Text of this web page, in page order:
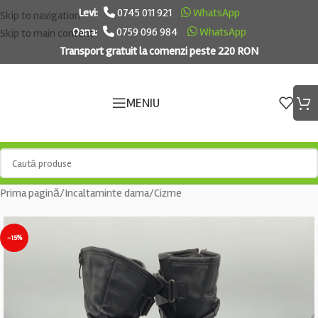
Skip to navigation
Skip to main content
Levi: 0745 011 921
WhatsApp
Oana:
0759 096 984
WhatsApp
Transport gratuit la comenzi peste 220 RON
MENIU
Prima pagină/Incaltaminte dama/Cizme
-15%